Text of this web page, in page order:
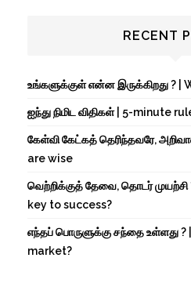
RECENT
உங்களுக்குள் என்ன இருக்கிறது ? |
ஐந்து நிமிட விதிகள் | 5-minute
கேள்வி கேட்கத் தெரிந்தவரே,
are wise
வெற்றிக்குத் தேவை, தொடர்
key to success?
எந்தப் பொருளுக்கு சந்தை உள்ளது
market?